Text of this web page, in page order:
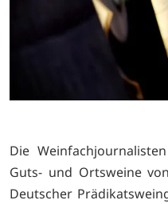
Die
Guts- und Ortsweine
Deutscher